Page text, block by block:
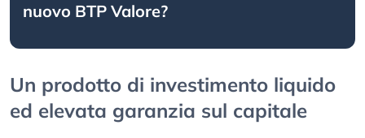
nuovo BTP Valore?
Un prodotto di investimento liquido
ed elevata garanzia sul capitale